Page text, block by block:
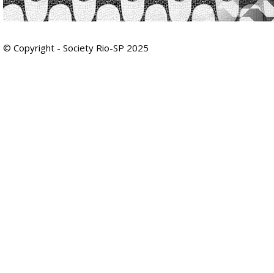
© Copyright - Society Rio-SP 2025